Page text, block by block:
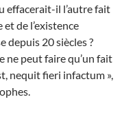
effacerait-il l’autre fait
de l’existence
depuis 20 siècles ?
ne peut faire qu’un fait
nequit fieri infactum »,